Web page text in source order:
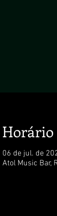
Horário
06 de jul. de
Atol Music Bar,